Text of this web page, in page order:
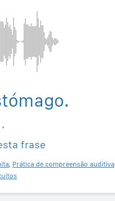
frase
, Prática de compreensão auditiva